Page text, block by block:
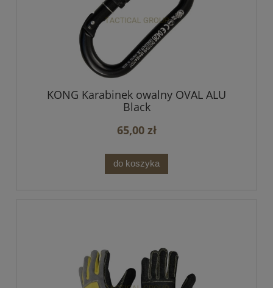
KONG Karabinek owalny OVAL ALU
Black
65,00 zł
do koszyka